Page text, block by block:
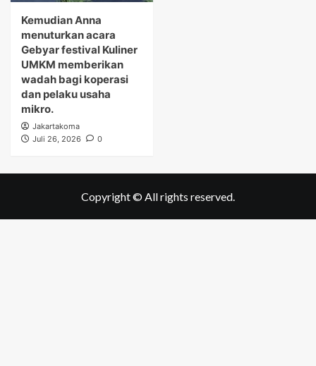
Kemudian Anna
menuturkan acara
Gebyar festival Kuliner
UMKM memberikan
wadah bagi koperasi
dan pelaku usaha
mikro.
Jakartakoma
Juli 26, 2026
0
Copyright © All rights reserved.